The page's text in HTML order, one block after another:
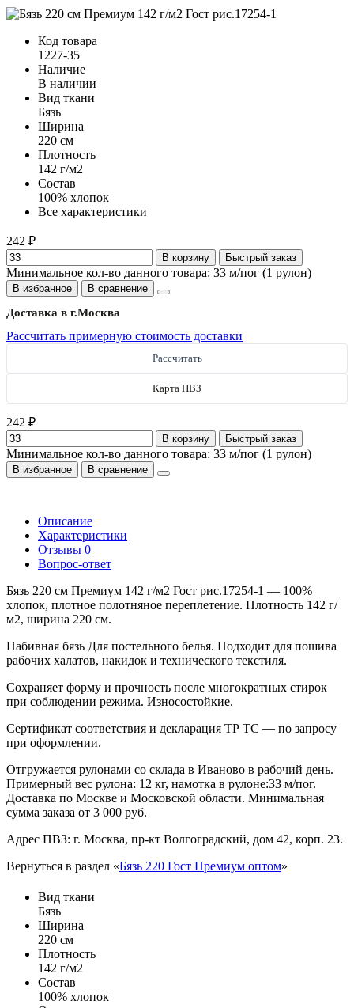
Код товара
1227-35
Наличие
В наличии
Вид ткани
Бязь
Ширина
220 см
Плотность
142 г/м2
Состав
100% хлопок
Все характеристики
242 ₽
В корзину Быстрый заказ
Минимальное кол-во данного товара: 33 м/пог (1 рулон)
В избранное В сравнение
Доставка в г.Москва
Рассчитать примерную стоимость доставки
Рассчитать
Карта ПВЗ
242 ₽
В корзину Быстрый заказ
Минимальное кол-во данного товара: 33 м/пог (1 рулон)
В избранное В сравнение
Описание
Характеристики
Отзывы 0
Вопрос-ответ
Бязь 220 см Премиум 142 г/м2 Гост рис.17254-1 — 100%
хлопок, плотное полотняное переплетение. Плотность 142 г/
м2, ширина 220 см.
Набивная бязь Для постельного белья. Подходит для пошива
рабочих халатов, накидок и технического текстиля.
Сохраняет форму и прочность после многократных стирок
при соблюдении режима. Износостойкие.
Сертификат соответствия и декларация ТР ТС — по запросу
при оформлении.
Отгружается рулонами со склада в Иваново в рабочий день.
Примерный вес рулона: 12 кг, намотка в рулоне:33 м/пог.
Доставка по Москве и Московской области. Минимальная
сумма заказа от 3 000 руб.
Адрес ПВЗ: г. Москва, пр-кт Волгоградский, дом 42, корп. 23.
Вернуться в раздел «Бязь 220 Гост Премиум оптом»
Вид ткани
Бязь
Ширина
220 см
Плотность
142 г/м2
Состав
100% хлопок